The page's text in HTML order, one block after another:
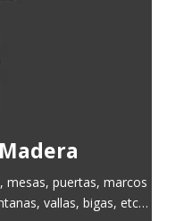
mesas, puertas, marcos
vallas, bigas, etc…